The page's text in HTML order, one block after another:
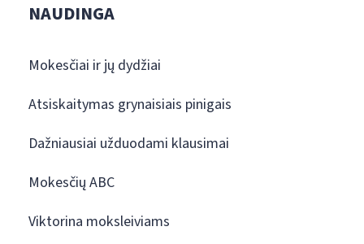
NAUDINGA
Mokesčiai ir jų dydžiai
Atsiskaitymas grynaisiais pinigais
Dažniausiai užduodami klausimai
Mokesčių ABC
Viktorina moksleiviams